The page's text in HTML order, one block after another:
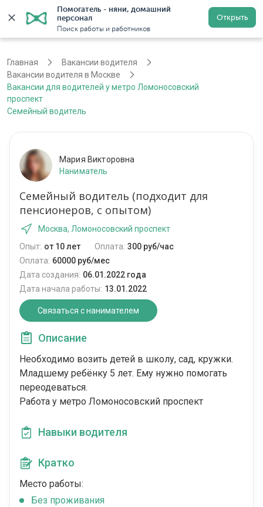
Помогатель - няни, домашний
персонал
Поиск работы и работников
Открыть
Регистрация
Главная
Вакансии водителя
Вакансии водителя в Москве
Вакансии для водителей у метро Ломоносовский
проспект
Семейный водитель
Мария Викторовна
Наниматель
Семейный водитель (подходит для
пенсионеров, с опытом)
Москва, Ломоносовский проспект
Опыт: от 10 лет Оплата: 300 руб/час
Оплата: 60000 руб/мес
Дата создания: 06.01.2022 года
Дата начала работы: 13.01.2022
Связаться с нанимателем
Описание
Необходимо возить детей в школу, сад, кружки.
Младшему ребёнку 5 лет. Ему нужно помогать
переодеваться.
Работа у метро Ломоносовский проспект
Навыки водителя
Кратко
Место работы:
Без проживания